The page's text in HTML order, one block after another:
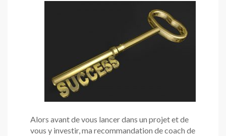
Alors avant de vous lancer dans un projet et de
vous y investir, ma recommandation de coach de